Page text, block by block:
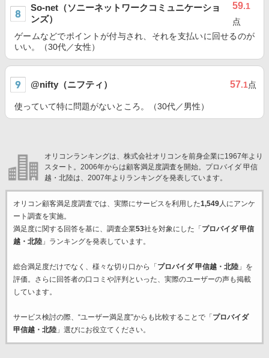
So-net（ソニーネットワークコミュニケーショ
ンズ）
59.1
点
ゲームなどでポイントが付与され、それを支払いに回せるのが
いい。（30代／女性）
@nifty（ニフティ） 57.1点
使っていて特に問題がないところ。（30代／男性）
オリコンランキングは、株式会社オリコンを前身企業に1967年より
スタート。2006年からは顧客満足度調査を開始。プロバイダ 甲信
越・北陸は、2007年よりランキングを発表しています。
オリコン顧客満足度調査では、実際にサービスを利用した1,549人にアンケ
ート調査を実施。
満足度に関する回答を基に、調査企業53社を対象にした「 プロバイダ 甲信
越・北陸」ランキングを発表しています。
総合満足度だけでなく、様々な切り口から「 プロバイダ 甲信越・北陸」を
評価。さらに回答者の口コミや評判といった、実際のユーザーの声も掲載
しています。
サービス検討の際、“ユーザー満足度”からも比較することで「 プロバイダ
甲信越・北陸」選びにお役立てください。